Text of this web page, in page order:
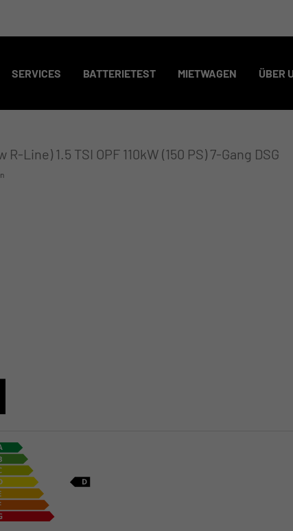
SERVICES BATTERIETEST MIETWAGEN ÜBER
Line) 1.5 TSI OPF 110kW (150 PS) 7-Gang DSG